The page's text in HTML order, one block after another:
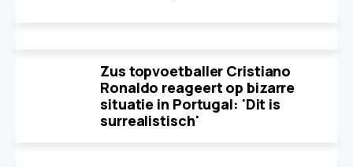
Zus topvoetballer Cristiano
Ronaldo reageert op bizarre
situatie in Portugal: 'Dit is
surrealistisch'